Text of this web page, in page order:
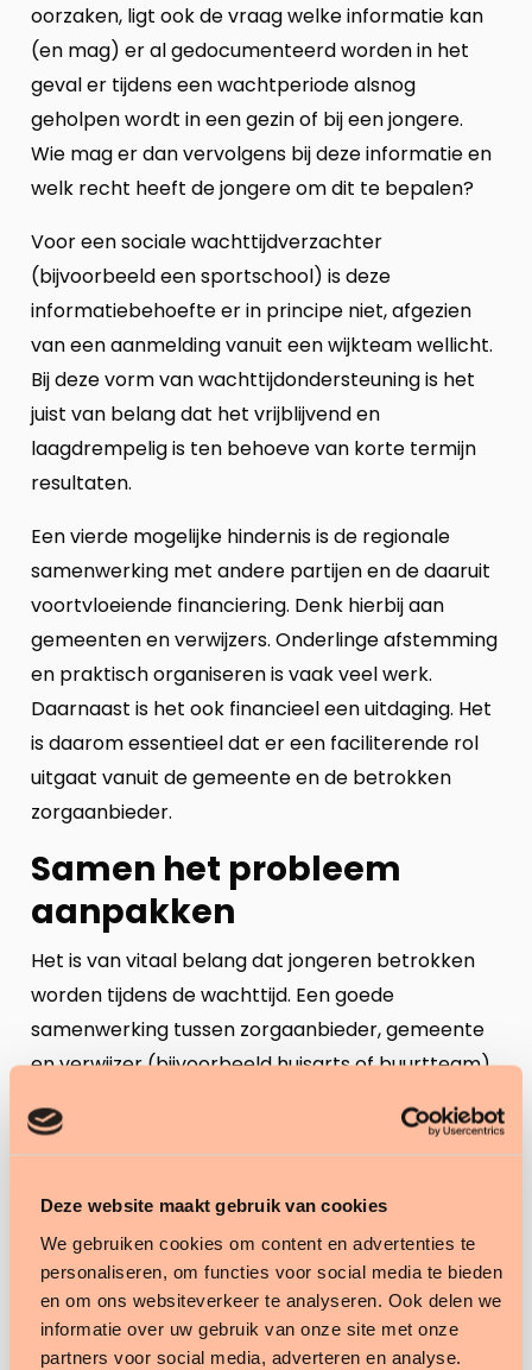
Deze website maakt gebruik van cookies
We gebruiken cookies om content en advertenties te
personaliseren, om functies voor social media te bieden
en om ons websiteverkeer te analyseren. Ook delen we
informatie over uw gebruik van onze site met onze
partners voor social media, adverteren en analyse.
oorzaken, ligt ook de vraag welke informatie kan
(en mag) er al gedocumenteerd worden in het
geval er tijdens een wachtperiode alsnog
geholpen wordt in een gezin of bij een jongere.
Wie mag er dan vervolgens bij deze informatie en
welk recht heeft de jongere om dit te bepalen?
Voor een sociale wachttijdverzachter
(bijvoorbeeld een sportschool) is deze
informatiebehoefte er in principe niet, afgezien
van een aanmelding vanuit een wijkteam wellicht.
Bij deze vorm van wachttijdondersteuning is het
juist van belang dat het vrijblijvend en
laagdrempelig is ten behoeve van korte termijn
resultaten.
Een vierde mogelijke hindernis is de regionale
samenwerking met andere partijen en de daaruit
voortvloeiende financiering. Denk hierbij aan
gemeenten en verwijzers. Onderlinge afstemming
en praktisch organiseren is vaak veel werk.
Daarnaast is het ook financieel een uitdaging. Het
is daarom essentieel dat er een faciliterende rol
uitgaat vanuit de gemeente en de betrokken
zorgaanbieder.
Samen het probleem
aanpakken
Het is van vitaal belang dat jongeren betrokken
worden tijdens de wachttijd. Een goede
samenwerking tussen zorgaanbieder, gemeente
en verwijzer (bijvoorbeeld huisarts of buurtteam)
Creatieve ideeën zijn nodig om regionale
de wachttijd verzachten is het betrekken van de
cliënt en zijn of haar sociale netwerken het
aangenamer maken van deze periode. Daarbij is
het belangrijk dat deelname aan een activiteit
van een pilot vrijblijvend is voor jongeren. De